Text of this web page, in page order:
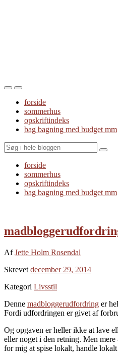
Toggle
mobile
menu
Toggle
the
search
field
forside
sommerhus
opskriftindeks
bag bagning med budget mm
forside
sommerhus
opskriftindeks
bag bagning med budget mm
AfJette Holm Rosendal
Skrevet december 29, 2014
Kategori Livsstil
Denne madbloggerudfordring er
Fordi udfordringen er givet af
Og opgaven er heller ikke at lave
eller noget i den retning. Men
for mig at spise lokalt, handle